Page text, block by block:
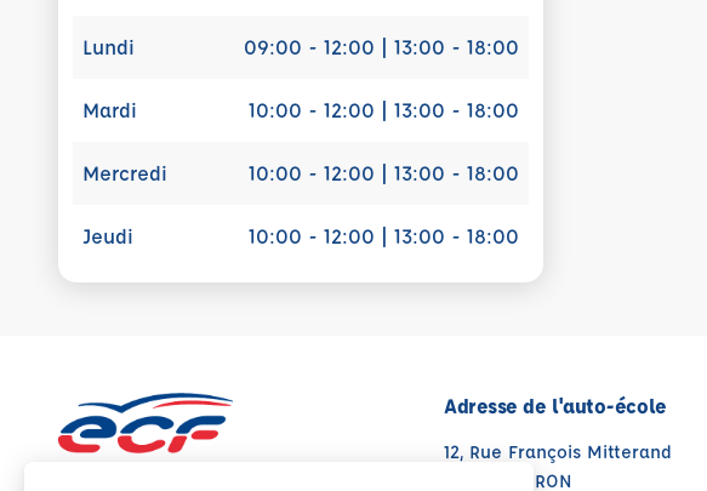
Lundi 09:00 - 12:00 | 13:00 - 18:00
Mardi 10:00 - 12:00 | 13:00 - 18:00
Mercredi 10:00 - 12:00 | 13:00 - 18:00
Jeudi 10:00 - 12:00 | 13:00 - 18:00
Adresse de l'auto-école
12, Rue François Mitterand
38500 VOIRON